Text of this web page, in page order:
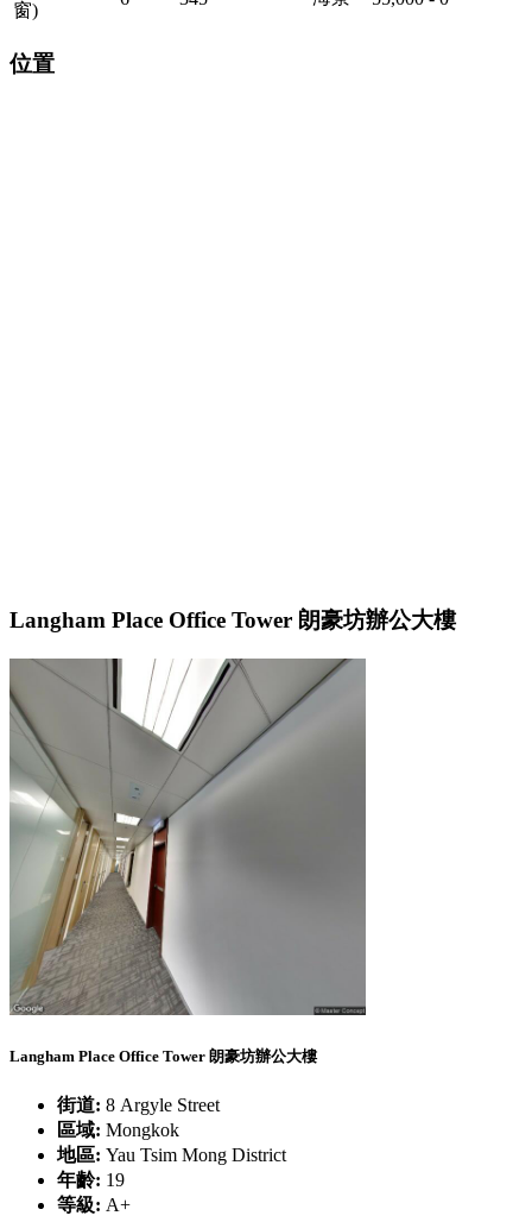
窗)
位置
Langham Place Office Tower 朗豪坊辦公大樓
Langham Place Office Tower 朗豪坊辦公大樓
街道: 8 Argyle Street
區域: Mongkok
地區: Yau Tsim Mong District
年齡: 19
等級: A+